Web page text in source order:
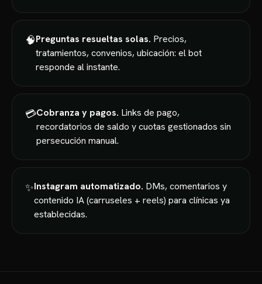
🧠Preguntas resueltas solas. Precios,
tratamientos, convenios, ubicación: el bot
responde al instante.
💳Cobranza y pagos. Links de pago,
recordatorios de saldo y cuotas gestionados sin
persecución manual.
✨Instagram automatizado. DMs, comentarios y
contenido IA (carruseles + reels) para clínicas ya
establecidas.